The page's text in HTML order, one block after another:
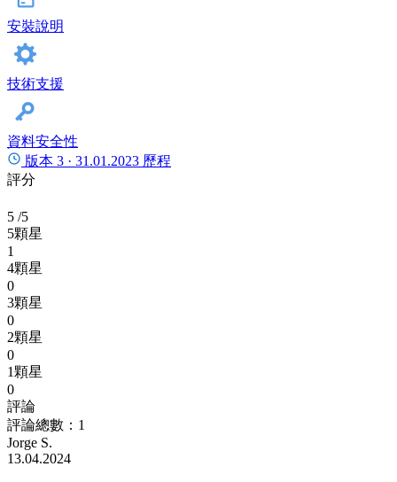
安裝說明
技術支援
資料安全性
版本 3 · 31.01.2023 歷程
評分
5 /5
5顆星
1
4顆星
0
3顆星
0
2顆星
0
1顆星
0
評論
評論總數：1
Jorge S.
13.04.2024